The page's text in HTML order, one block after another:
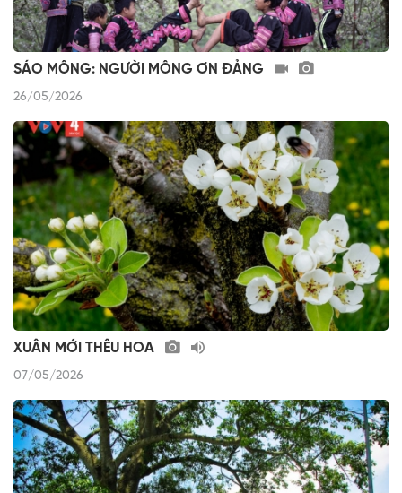
SÁO MÔNG: NGƯỜI MÔNG ƠN ĐẢNG
26/05/2026
XUÂN MỚI THÊU HOA
07/05/2026